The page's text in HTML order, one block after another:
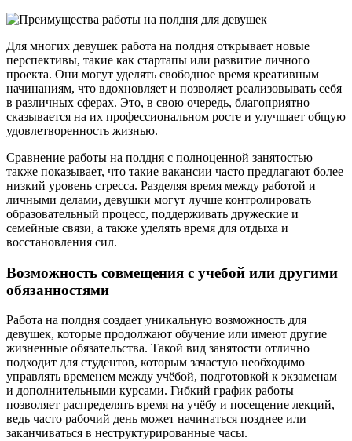
Для многих девушек работа на полдня открывает новые
перспективы, такие как стартапы или развитие личного
проекта. Они могут уделять свободное время креативным
начинаниям, что вдохновляет и позволяет реализовывать себя
в различных сферах. Это, в свою очередь, благоприятно
сказывается на их профессиональном росте и улучшает общую
удовлетворенность жизнью.
Сравнение работы на полдня с полноценной занятостью
также показывает, что такие вакансии часто предлагают более
низкий уровень стресса. Разделяя время между работой и
личными делами, девушки могут лучше контролировать
образовательный процесс, поддерживать дружеские и
семейные связи, а также уделять время для отдыха и
восстановления сил.
Возможность совмещения с учебой или другими
обязанностями
Работа на полдня создает уникальную возможность для
девушек, которые продолжают обучение или имеют другие
жизненные обязательства. Такой вид занятости отлично
подходит для студентов, которым зачастую необходимо
управлять временем между учёбой, подготовкой к экзаменам
и дополнительными курсами. Гибкий график работы
позволяет распределять время на учёбу и посещение лекций,
ведь часто рабочий день может начинаться позднее или
заканчиваться в неструктурированные часы.